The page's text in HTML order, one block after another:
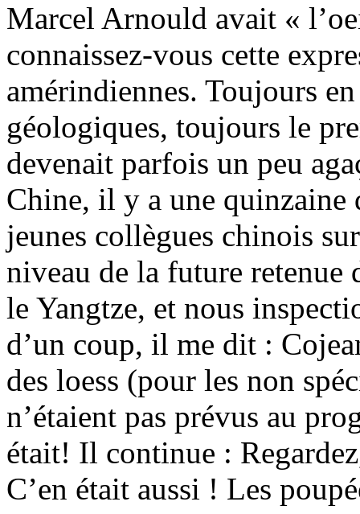
Marcel Arnould avait «
connaissez-vous cette
amérindiennes. Toujours
géologiques, toujours le
devenait parfois un peu
Chine, il y a une quinzaine
jeunes collègues chinois
niveau de la future retenue
le Yangtze, et nous
d’un coup, il me dit :
des loess (pour les non
n’étaient pas prévus au
était! Il continue :
C’en était aussi ! Les